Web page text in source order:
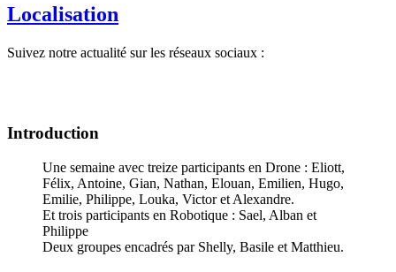
Localisation
Suivez notre actualité sur les réseaux sociaux :
Introduction
Une semaine avec treize participants en Drone : Eliott,
Félix, Antoine, Gian, Nathan, Elouan, Emilien, Hugo,
Emilie, Philippe, Louka, Victor et Alexandre.
Et trois participants en Robotique : Sael, Alban et
Philippe
Deux groupes encadrés par Shelly, Basile et Matthieu.